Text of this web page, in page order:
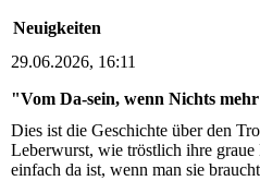
Neuigkeiten
29.06.2026, 16:11
"Vom Da-sein, wenn Nichts
Dies ist die Geschichte über den
Leberwurst, wie tröstlich ihre graue
einfach da ist, wenn man sie